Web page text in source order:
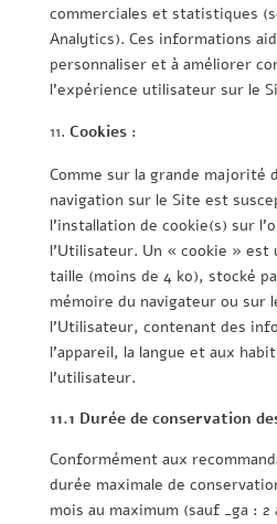
commerciales et statistiques
Analytics). Ces informations
personnaliser et à améliorer
l’expérience utilisateur sur le
Cookies :
Comme sur la grande majorité
navigation sur le Site est
l’installation de cookie(s) sur
l’Utilisateur. Un « cookie »
taille (moins de 4 ko), stocké
mémoire du navigateur ou sur
l’Utilisateur, contenant des
l’appareil, la langue et aux
l’utilisateur.
11.1 Durée de conservation
Conformément aux
durée maximale de
mois au maximum (sauf _ga :